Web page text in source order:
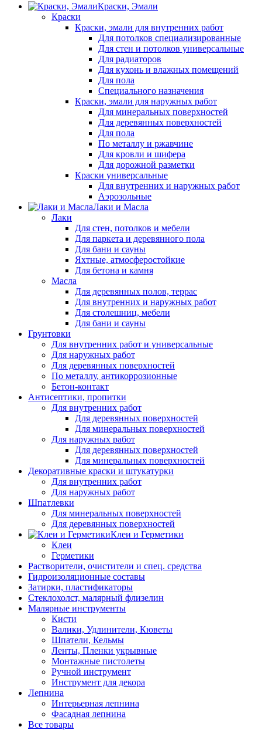
Краски, Эмали
Краски
Краски, эмали для внутренних работ
Для потолков специализированные
Для стен и потолков универсальные
Для радиаторов
Для кухонь и влажных помещений
Для пола
Специального назначения
Краски, эмали для наружных работ
Для минеральных поверхностей
Для деревянных поверхностей
Для пола
По металлу и ржавчине
Для кровли и шифера
Для дорожной разметки
Краски универсальные
Для внутренних и наружных работ
Аэрозольные
Лаки и Масла
Лаки
Для стен, потолков и мебели
Для паркета и деревянного пола
Для бани и сауны
Яхтные, атмосферостойкие
Для бетона и камня
Масла
Для деревянных полов, террас
Для внутренних и наружных работ
Для столешниц, мебели
Для бани и сауны
Грунтовки
Для внутренних работ и универсальные
Для наружных работ
Для деревянных поверхностей
По металлу, антикоррозионные
Бетон-контакт
Антисептики, пропитки
Для внутренних работ
Для деревянных поверхностей
Для минеральных поверхностей
Для наружных работ
Для деревянных поверхностей
Для минеральных поверхностей
Декоративные краски и штукатурки
Для внутренних работ
Для наружных работ
Шпатлевки
Для минеральных поверхностей
Для деревянных поверхностей
Клеи и Герметики
Клеи
Герметики
Растворители, очистители и спец. средства
Гидроизоляционные составы
Затирки, пластификаторы
Стеклохолст, малярный флизелин
Малярные инструменты
Кисти
Валики, Удлинители, Кюветы
Шпатели, Кельмы
Ленты, Пленки укрывные
Монтажные пистолеты
Ручной инструмент
Инструмент для декора
Лепнина
Интерьерная лепнина
Фасадная лепнина
Все товары